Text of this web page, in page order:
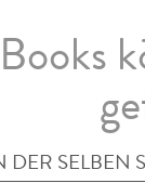
SELBEN